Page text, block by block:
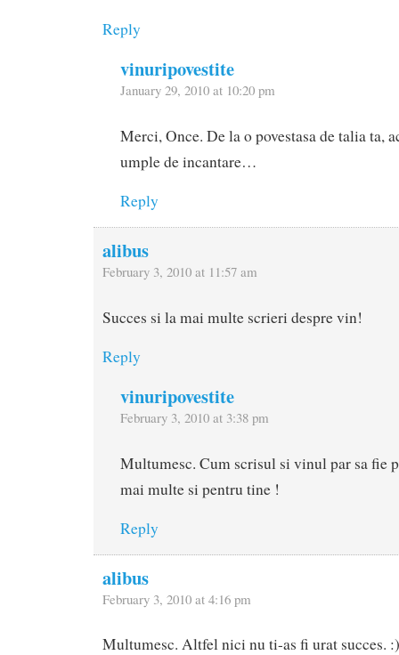
Reply
vinuripovestite
January 29, 2010 at 10:20 pm
Merci, Once. De la o povestasa de talia ta,
umple de incantare…
Reply
alibus
February 3, 2010 at 11:57 am
Succes si la mai multe scrieri despre vin!
Reply
vinuripovestite
February 3, 2010 at 3:38 pm
Multumesc. Cum scrisul si vinul par sa fie
mai multe si pentru tine !
Reply
alibus
February 3, 2010 at 4:16 pm
Multumesc. Altfel nici nu ti-as fi urat succes.